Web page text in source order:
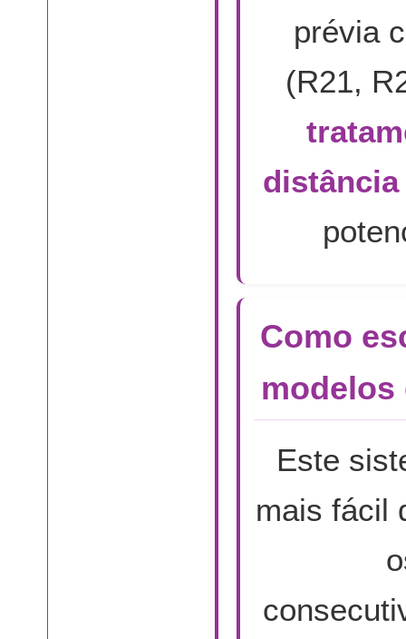
prévia
(R21,
distância
Como
modelos
Este
mais fácil